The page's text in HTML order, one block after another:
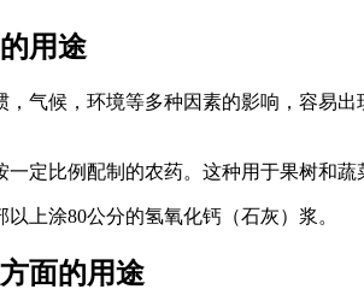
用途
，气候，环境等多种因素的影响，容易
定比例配制的农药。这种用于果树和
以上涂80公分的氢氧化钙（石灰）浆。
面的用途